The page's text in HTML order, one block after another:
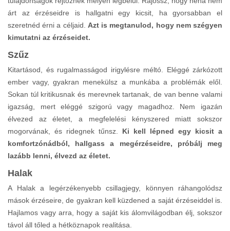
árt az érzéseidre is hallgatni egy kicsit, ha gyorsabban el
szeretnéd érni a céljaid. Azt is megtanulod, hogy nem szégyen
kimutatni az érzéseidet.
Szűz
Kitartásod, és rugalmasságod irigylésre méltó. Eléggé zárkózott
ember vagy, gyakran menekülsz a munkába a problémák elől.
Sokan túl kritikusnak és merevnek tartanak, de van benne valami
igazság, mert eléggé szigorú vagy magadhoz. Nem igazán
élvezed az életet, a megfelelési kényszered miatt sokszor
mogorvának, és ridegnek tűnsz. Ki kell lépned egy kicsit a
komfortzónádból, hallgass a megérzéseidre, próbálj meg
lazább lenni, élvezd az életet.
Halak
A Halak a legérzékenyebb csillagjegy, könnyen ráhangolódsz
mások érzéseire, de gyakran kell küzdened a saját érzéseiddel is.
Hajlamos vagy arra, hogy a saját kis álomvilágodban élj, sokszor
távol áll tőled a hétköznapok realitása.